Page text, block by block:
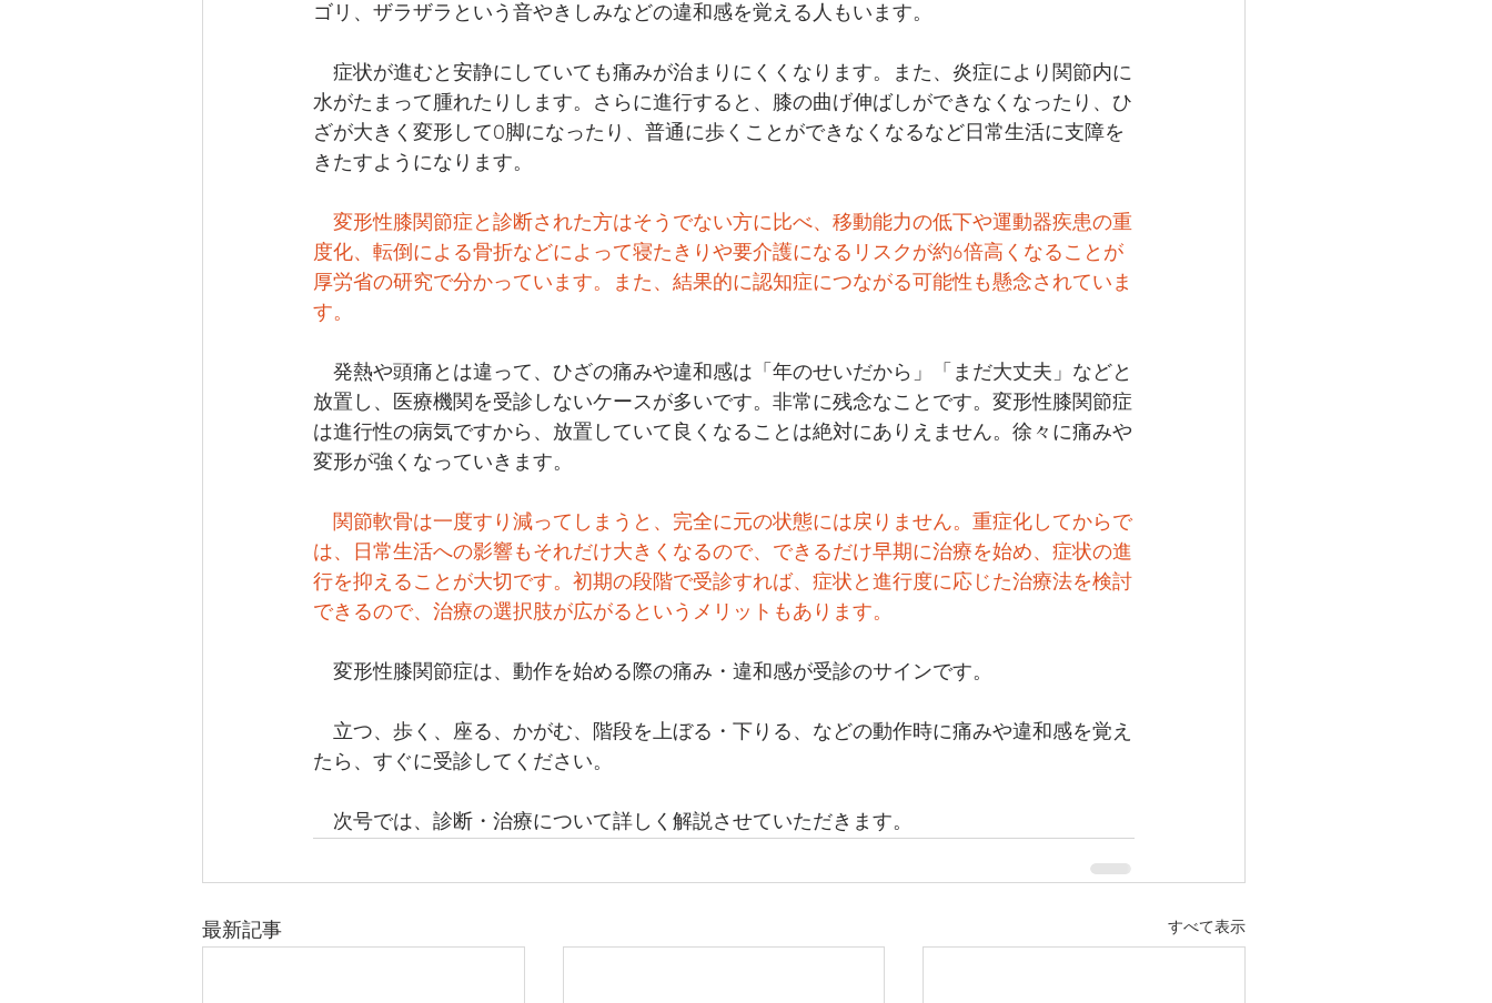
ゴリ、ザラザラという音やきしみなどの違和感を覚える人もいます。
症状が進むと安静にしていても痛みが治まりにくくなります。また、炎症により関節内に
水がたまって腫れたりします。さらに進行すると、膝の曲げ伸ばしができなくなったり、ひ
ざが大きく変形してO脚になったり、普通に歩くことができなくなるなど日常生活に支障を
きたすようになります。
変形性膝関節症と診断された方はそうでない方に比べ、移動能力の低下や運動器疾患の重
度化、転倒による骨折などによって寝たきりや要介護になるリスクが約6倍高くなることが
厚労省の研究で分かっています。また、結果的に認知症につながる可能性も懸念されていま
す。
発熱や頭痛とは違って、ひざの痛みや違和感は「年のせいだから」「まだ大丈夫」などと
放置し、医療機関を受診しないケースが多いです。非常に残念なことです。変形性膝関節症
は進行性の病気ですから、放置していて良くなることは絶対にありえません。徐々に痛みや
変形が強くなっていきます。
関節軟骨は一度すり減ってしまうと、完全に元の状態には戻りません。重症化してからで
は、日常生活への影響もそれだけ大きくなるので、できるだけ早期に治療を始め、症状の進
行を抑えることが大切です。初期の段階で受診すれば、症状と進行度に応じた治療法を検討
できるので、治療の選択肢が広がるというメリットもあります。
変形性膝関節症は、動作を始める際の痛み・違和感が受診のサインです。
立つ、歩く、座る、かがむ、階段を上ぼる・下りる、などの動作時に痛みや違和感を覚え
たら、すぐに受診してください。
次号では、診断・治療について詳しく解説させていただきます。
最新記事 すべて表示